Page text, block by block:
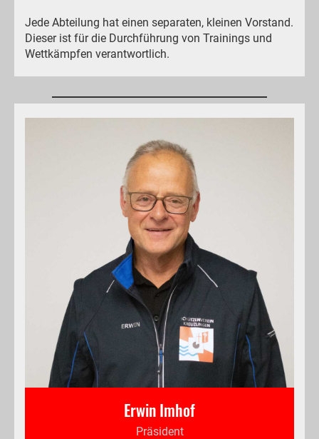
Jede Abteilung hat einen separaten, kleinen Vorstand.
Dieser ist für die Durchführung von Trainings und
Wettkämpfen verantwortlich.
Erwin Imhof
Präsident